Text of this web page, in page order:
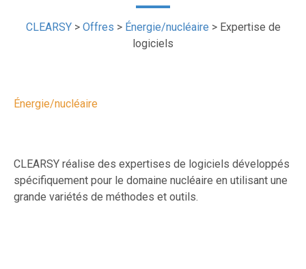
CLEARSY> Offres > Énergie/nucléaire > Expertise de
logiciels
Énergie/nucléaire
CLEARSY réalise des expertises de logiciels développés
spécifiquement pour le domaine nucléaire en utilisant une
grande variétés de méthodes et outils.